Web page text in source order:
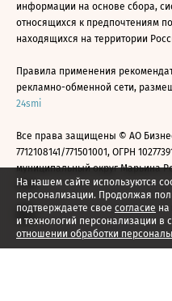
На нашем сайте используются
персонализации. Продолжая
подтверждаете свое согласие на
и технологий персонализации в
отношении обработки
информации на основе сбора,
относящихся к предпочтениям
находящихся на территории
Правила применения
рекламно-обменной сети,
24smi
Все права защищены © АО
7712108141/771501001, ОГРН
муниципальный округ Марьина
2026